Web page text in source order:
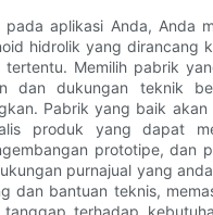
pada aplikasi Anda, Anda
hidrolik yang dirancang
tertentu. Memilih pabrik
dan dukungan teknik
Pabrik yang baik akan
produk yang dapat
prototipe, dan
purnajual yang
dan bantuan teknis,
terhadap